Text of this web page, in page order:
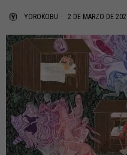
YOROKOBU 2 DE MARZO DE